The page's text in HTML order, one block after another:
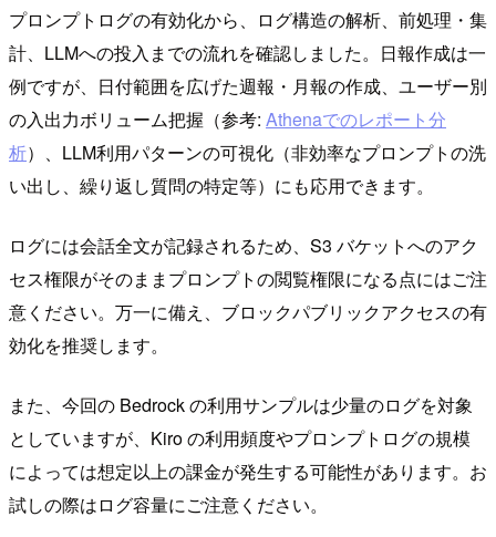
プロンプトログの有効化から、ログ構造の解析、前処理・集
計、LLMへの投入までの流れを確認しました。日報作成は一
例ですが、日付範囲を広げた週報・月報の作成、ユーザー別
の入出力ボリューム把握（参考: Athenaでのレポート分
析）、LLM利用パターンの可視化（非効率なプロンプトの洗
い出し、繰り返し質問の特定等）にも応用できます。
ログには会話全文が記録されるため、S3 バケットへのアク
セス権限がそのままプロンプトの閲覧権限になる点にはご注
意ください。万一に備え、ブロックパブリックアクセスの有
効化を推奨します。
また、今回の Bedrock の利用サンプルは少量のログを対象
としていますが、Kiro の利用頻度やプロンプトログの規模
によっては想定以上の課金が発生する可能性があります。お
試しの際はログ容量にご注意ください。